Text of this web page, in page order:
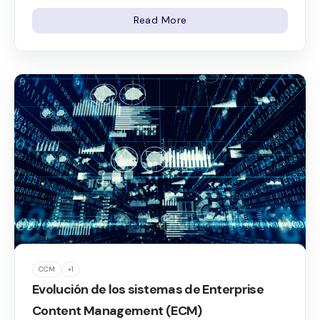
Read More
CCM +1
Evolución de los sistemas de Enterprise
Content Management (ECM)